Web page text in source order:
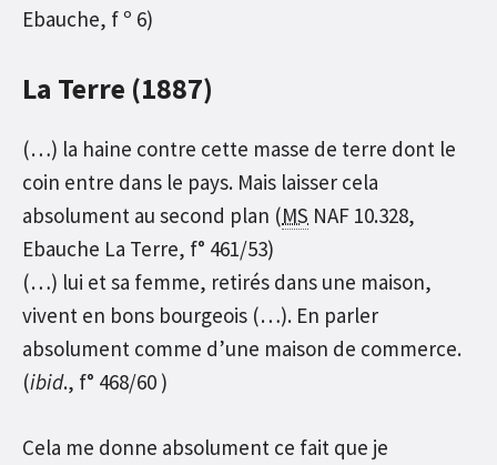
Ebauche, f º 6)
La Terre (1887)
(…) la haine contre cette masse de terre dont le
coin entre dans le pays. Mais laisser cela
absolument au second plan (MS NAF 10.328,
Ebauche La Terre, f° 461/53)
(…) lui et sa femme, retirés dans une maison,
vivent en bons bourgeois (…). En parler
absolument comme d’une maison de commerce.
(ibid., f° 468/60 )
Cela me donne absolument ce fait que je